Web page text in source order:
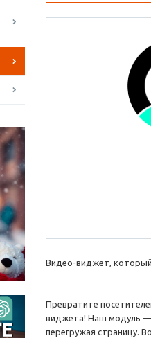
Видео-виджет, который
Превратите
виджета! Наш модуль —
перегружая страницу.